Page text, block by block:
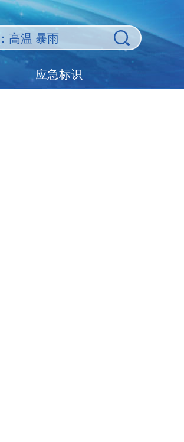
应急标识